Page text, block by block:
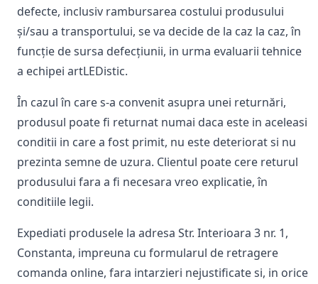
defecte, inclusiv rambursarea costului produsului
și/sau a transportului, se va decide de la caz la caz, în
funcție de sursa defecțiunii, in urma evaluarii tehnice
a echipei artLEDistic.
În cazul în care s-a convenit asupra unei returnări,
produsul poate fi returnat numai daca este in aceleasi
conditii in care a fost primit, nu este deteriorat si nu
prezinta semne de uzura. Clientul poate cere returul
produsului fara a fi necesara vreo explicatie, în
conditiile legii.
Expediati produsele la adresa Str. Interioara 3 nr. 1,
Constanta, impreuna cu formularul de retragere
comanda online, fara intarzieri nejustificate si, in orice